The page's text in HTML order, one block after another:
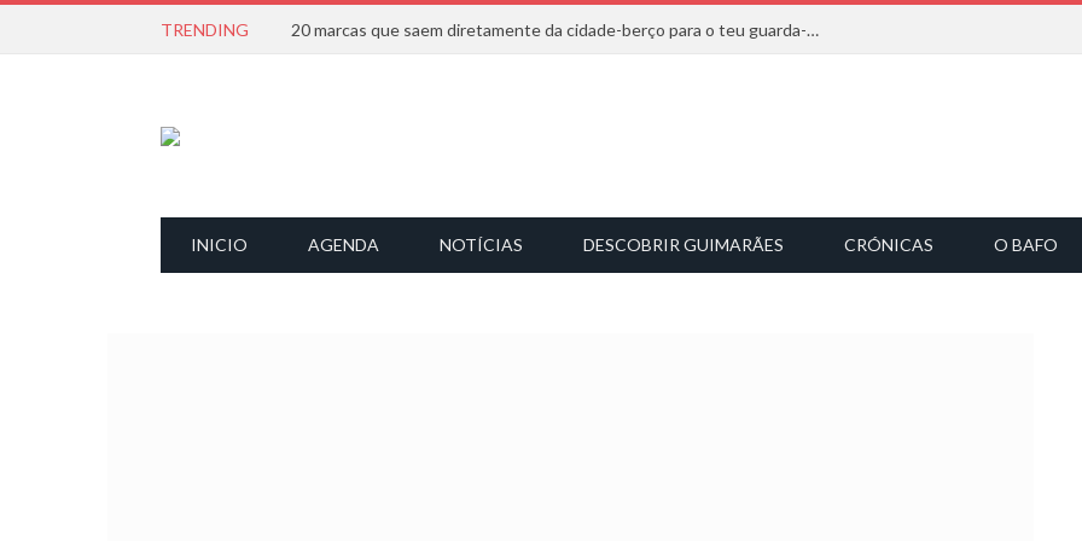
TRENDING 20 marcas que saem diretamente da cidade-berço para o teu guarda-roupa
INICIO AGENDA NOTÍCIAS DESCOBRIR GUIMARÃES CRÓNICAS O BAFO